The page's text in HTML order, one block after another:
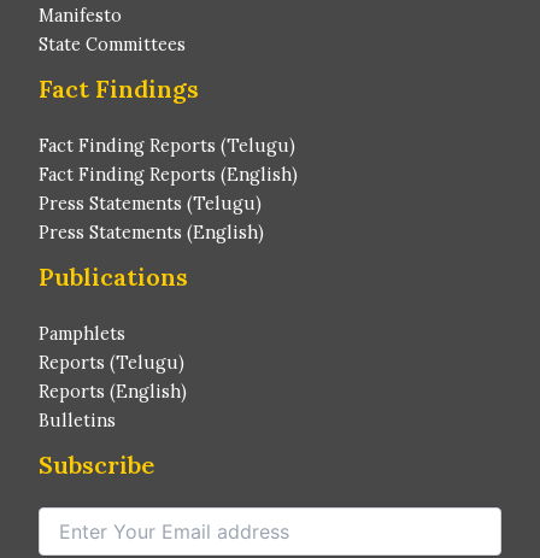
Manifesto
State Committees
Fact Findings
Fact Finding Reports (Telugu)
Fact Finding Reports (English)
Press Statements (Telugu)
Press Statements (English)
Publications
Pamphlets
Reports (Telugu)
Reports (English)
Bulletins
Subscribe